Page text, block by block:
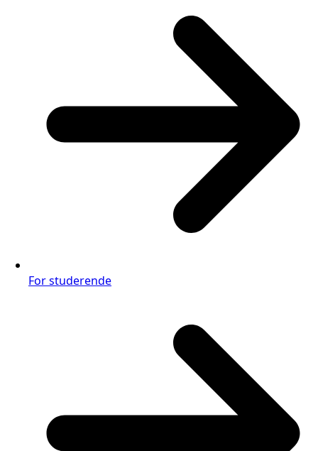
For studerende